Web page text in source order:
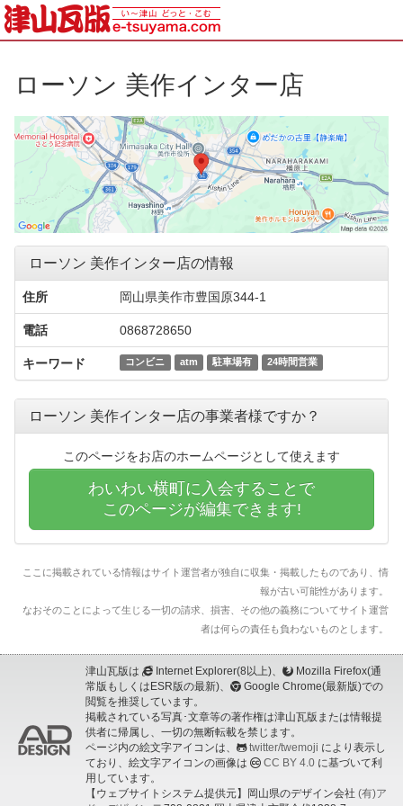
ローソン 美作インター店
ローソン 美作インター店の情報
住所 岡山県美作市豊国原344‐1
電話 0868728650
キーワード コンビニ atm 駐車場有 24時間営業
ローソン 美作インター店の事業者様ですか？
このページをお店のホームページとして使えます
わいわい横町に入会することで
このページが編集できます!
ここに掲載されている情報はサイト運営者が独自に収集・掲載したものであり、情
報が古い可能性があります。
なおそのことによって生じる一切の請求、損害、その他の義務についてサイト運営
者は何らの責任も負わないものとします。
津山瓦版は Internet Explorer(8以上)、
Mozilla Firefox(通
常版もしくはESR版の最新)、
Google Chrome(最新版)での
閲覧を推奨しています。
掲載されている写真･文章等の著作権は津山瓦版または情報提
供者に帰属し、一切の無断転載を禁じます。
ページ内の絵文字アイコンは、
twitter/twemoji により表示し
ており、絵文字アイコンの画像は
CC BY 4.0 に基づいて利
用しています。
【ウェブサイトシステム提供元】岡山県のデザイン会社 (有)ア